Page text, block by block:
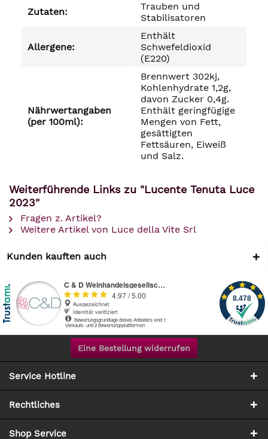
Zutaten:
Trauben und
Stabilisatoren
Allergene:
Enthält
Schwefeldioxid
(E220)
Nährwertangaben
(per 100ml):
Brennwert 302kj,
Kohlenhydrate 1,2g,
davon Zucker 0,4g.
Enthält geringfügige
Mengen von Fett,
gesättigten
Fettsäuren, Eiweiß
und Salz.
Weiterführende Links zu "Lucente Tenuta Luce
2023"
Fragen z. Artikel?
Weitere Artikel von Luce della Vite Srl
Kunden kauften auch
Eine Bestellung widerrufen
Service Hotline
Rechtliches
Shop Service